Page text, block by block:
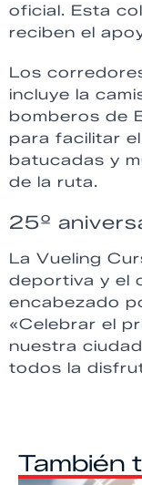
oficial. Esta
reciben el
Los
incluye la
bomberos de
para facilitar
batucadas y
de la ruta.
25º
La Vueling
deportiva y el
encabezado
«Celebrar el
nuestra
todos la
También